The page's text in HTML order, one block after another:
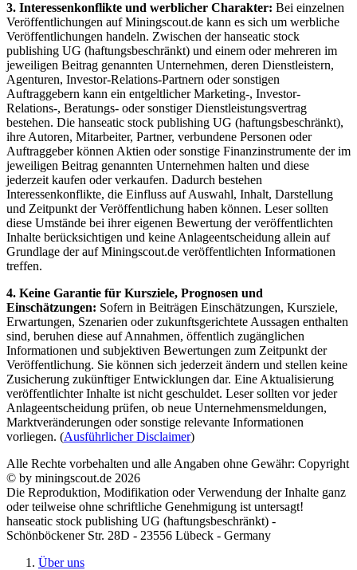
3. Interessenkonflikte und werblicher Charakter: Bei einzelnen
Veröffentlichungen auf Miningscout.de kann es sich um werbliche
Veröffentlichungen handeln. Zwischen der hanseatic stock
publishing UG (haftungsbeschränkt) und einem oder mehreren im
jeweiligen Beitrag genannten Unternehmen, deren Dienstleistern,
Agenturen, Investor-Relations-Partnern oder sonstigen
Auftraggebern kann ein entgeltlicher Marketing-, Investor-
Relations-, Beratungs- oder sonstiger Dienstleistungsvertrag
bestehen. Die hanseatic stock publishing UG (haftungsbeschränkt),
ihre Autoren, Mitarbeiter, Partner, verbundene Personen oder
Auftraggeber können Aktien oder sonstige Finanzinstrumente der im
jeweiligen Beitrag genannten Unternehmen halten und diese
jederzeit kaufen oder verkaufen. Dadurch bestehen
Interessenkonflikte, die Einfluss auf Auswahl, Inhalt, Darstellung
und Zeitpunkt der Veröffentlichung haben können. Leser sollten
diese Umstände bei ihrer eigenen Bewertung der veröffentlichten
Inhalte berücksichtigen und keine Anlageentscheidung allein auf
Grundlage der auf Miningscout.de veröffentlichten Informationen
treffen.
4. Keine Garantie für Kursziele, Prognosen und
Einschätzungen: Sofern in Beiträgen Einschätzungen, Kursziele,
Erwartungen, Szenarien oder zukunftsgerichtete Aussagen enthalten
sind, beruhen diese auf Annahmen, öffentlich zugänglichen
Informationen und subjektiven Bewertungen zum Zeitpunkt der
Veröffentlichung. Sie können sich jederzeit ändern und stellen keine
Zusicherung zukünftiger Entwicklungen dar. Eine Aktualisierung
veröffentlichter Inhalte ist nicht geschuldet. Leser sollten vor jeder
Anlageentscheidung prüfen, ob neue Unternehmensmeldungen,
Marktveränderungen oder sonstige relevante Informationen
vorliegen. (Ausführlicher Disclaimer)
Alle Rechte vorbehalten und alle Angaben ohne Gewähr: Copyright
© by miningscout.de 2026
Die Reproduktion, Modifikation oder Verwendung der Inhalte ganz
oder teilweise ohne schriftliche Genehmigung ist untersagt!
hanseatic stock publishing UG (haftungsbeschränkt) -
Schönböckener Str. 28D - 23556 Lübeck - Germany
Über uns